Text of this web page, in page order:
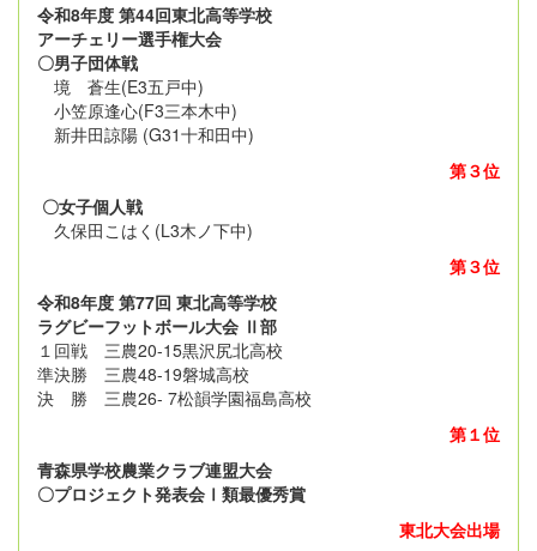
令和8年度 第44回東北高等学校
アーチェリー選手権大会
〇男子団体戦
境 蒼生(E3五戸中)
小笠原逢心(F3三本木中)
新井田諒陽 (G31十和田中)
第３位
〇女子個人戦
久保田こはく(L3木ノ下中)
第３位
令和8年度 第77回 東北高等学校
ラグビーフットボール大会 Ⅱ部
１回戦 三農20-15黒沢尻北高校
準決勝 三農48-19磐城高校
決 勝 三農26- 7松韻学園福島高校
第１位
青森県学校農業クラブ連盟大会
〇プロジェクト発表会Ⅰ類最優秀賞
東北大会出場